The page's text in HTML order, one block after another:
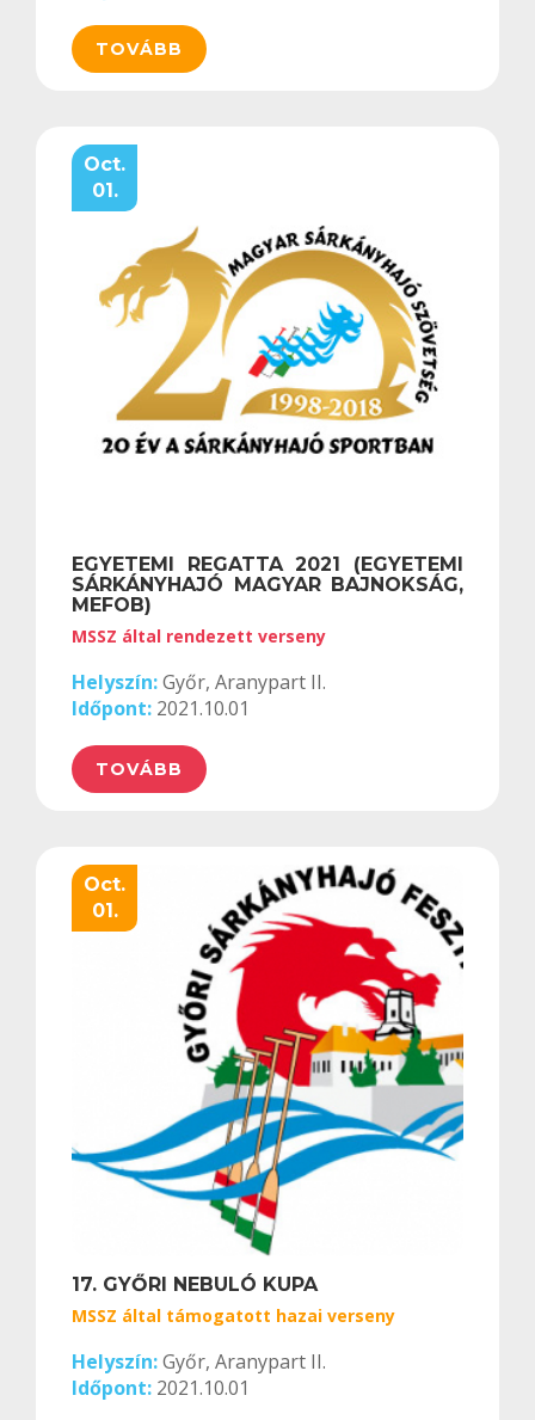
TOVÁBB
Oct.
01.
EGYETEMI REGATTA 2021 (EGYETEMI
SÁRKÁNYHAJÓ MAGYAR BAJNOKSÁG,
MEFOB)
MSSZ által rendezett verseny
Helyszín:Győr, Aranypart II.
Időpont: 2021.10.01
TOVÁBB
Oct.
01.
17. GYŐRI NEBULÓ KUPA
MSSZ által támogatott hazai verseny
Helyszín:Győr, Aranypart II.
Időpont: 2021.10.01